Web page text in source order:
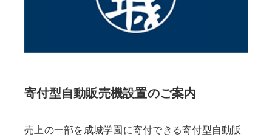
寄付型自動販売機設置のご案内
売上の一部を成城学園に寄付できる寄付型自動販